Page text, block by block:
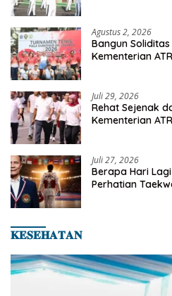
Agustus 2, 2026
Bangun
Kementerian
Juli 29, 2026
Rehat Sejenak
Kementerian
Juli 27, 2026
Berapa Hari
Perhatian
𝐊𝐄𝐒𝐄𝐇𝐀𝐓𝐀𝐍